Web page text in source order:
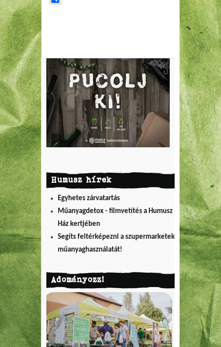
Humusz hírek
Egyhetes zárvatartás
Műanyagdetox - filmvetítés a Humusz
Ház kertjében
Segíts feltérképezni a szupermarketek
műanyaghasználatát!
Adományozz!